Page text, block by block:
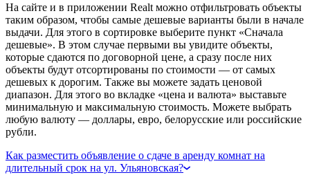
На сайте и в приложении Realt можно отфильтровать объекты
таким образом, чтобы самые дешевые варианты были в начале
выдачи. Для этого в сортировке выберите пункт «Сначала
дешевые». В этом случае первыми вы увидите объекты,
которые сдаются по договорной цене, а сразу после них
объекты будут отсортированы по стоимости — от самых
дешевых к дорогим. Также вы можете задать ценовой
диапазон. Для этого во вкладке «цена и валюта» выставьте
минимальную и максимальную стоимость. Можете выбрать
любую валюту — доллары, евро, белорусские или российские
рубли.
Как разместить объявление о сдаче в аренду комнат на
длительный срок на ул. Ульяновская?